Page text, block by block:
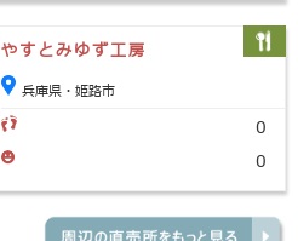
やすとみゆず工房
兵庫県・姫路市
0
0